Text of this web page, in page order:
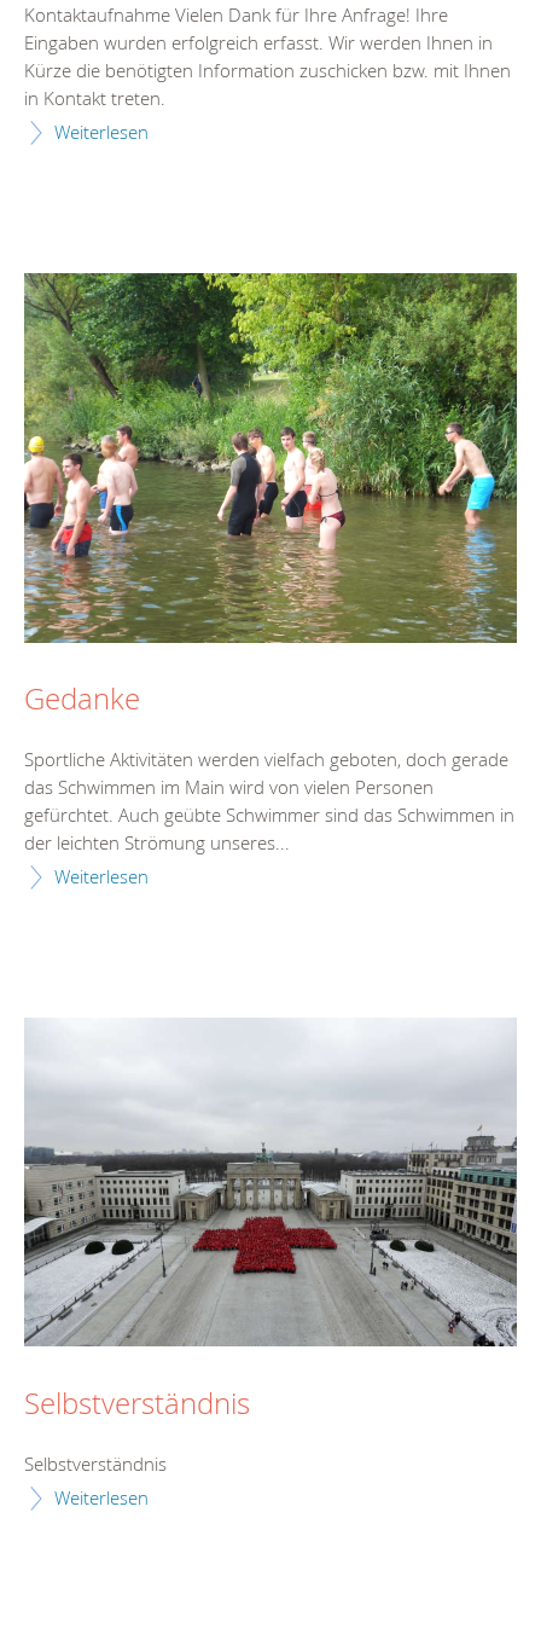
Kontaktaufnahme Vielen Dank für Ihre Anfrage! Ihre
Eingaben wurden erfolgreich erfasst. Wir werden Ihnen in
Kürze die benötigten Information zuschicken bzw. mit Ihnen
in Kontakt treten.
Weiterlesen
Gedanke
Sportliche Aktivitäten werden vielfach geboten, doch gerade
das Schwimmen im Main wird von vielen Personen
gefürchtet. Auch geübte Schwimmer sind das Schwimmen in
der leichten Strömung unseres...
Weiterlesen
Selbstverständnis
Selbstverständnis
Weiterlesen